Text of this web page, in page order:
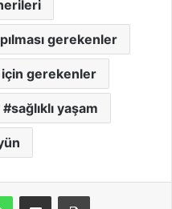
gerekenler
için gerekenler
sağlıklı yaşam